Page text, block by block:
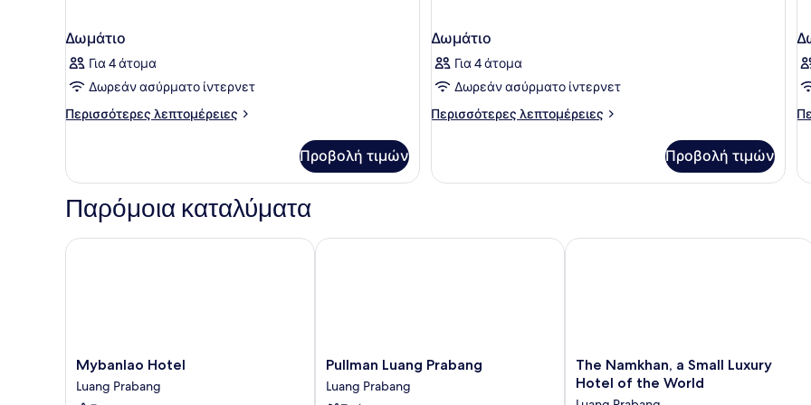
Δωμάτιο
Για 4 άτομα
Δωρεάν ασύρματο ίντερνετ
Περισσότερες λεπτομέρειες
Περισσότερες
Προβολή τιμών
Δωμάτιο
Για 4 άτομα
Δωρεάν ασύρματο ίντερνετ
Περισσότερες λεπτομέρειες
Περισσότερες
Προβολή τιμών
Παρόμοια καταλύματα
Mybanlao
Hotel
Luang
Mybanlao Hotel
Luang Prabang
Mybanlao Hotel
Pullman
Luang
Prabang
Pullman Luang Prabang
Luang Prabang
Pullman Luang Prabang
The
Namkhan,
The Namkhan, a Small Luxury
Hotel of the World
The Namkhan, a Small Luxury Hotel